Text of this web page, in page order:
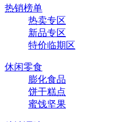
热销榜单
热卖专区
新品专区
特价临期区
休闲零食
膨化食品
饼干糕点
蜜饯坚果